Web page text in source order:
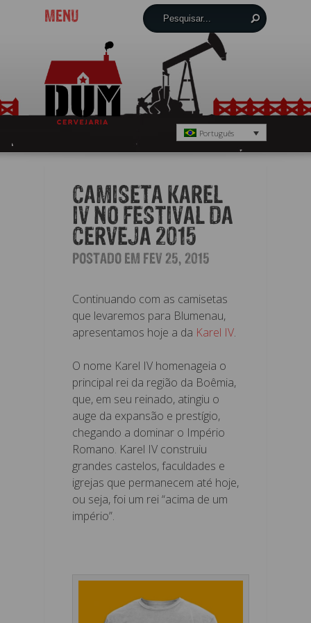
MENU
Português
CAMISETA KAREL
IV NO FESTIVAL DA
CERVEJA 2015
POSTADO EM FEV 25, 2015
Continuando com as camisetas
que levaremos para Blumenau,
apresentamos hoje a da Karel IV.
O nome Karel IV homenageia o
principal rei da região da Boêmia,
que, em seu reinado, atingiu o
auge da expansão e prestígio,
chegando a dominar o Império
Romano. Karel IV construiu
grandes castelos, faculdades e
igrejas que permanecem até hoje,
ou seja, foi um rei “acima de um
império”.